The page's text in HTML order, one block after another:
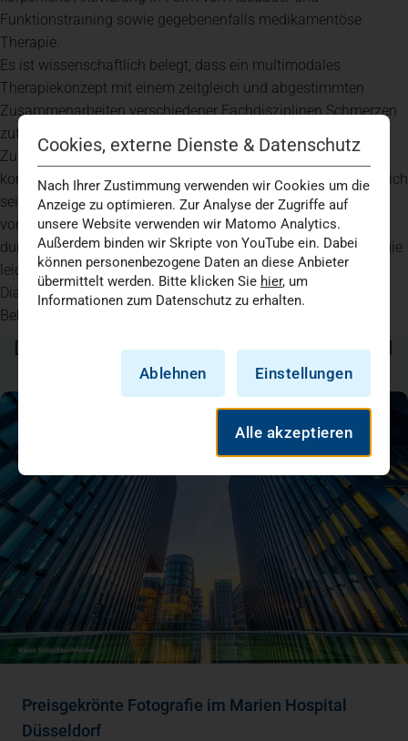
Funktionstraining sowie gegebenenfalls medikamentöse
Therapie.
Es ist wissenschaftlich belegt, dass ein multimodales
Therapiekonzept mit einem zeitgleich und abgestimmten
Zusammenarbeiten verschiedener Fachdisziplinen Schmerzen
zufriedenstellend reduzieren kann.
Zusammenfassend kann man sagen, Fibromyalgie ist eine
komplexe Erkrankung, die von Person zu Person unterschiedlich
sein kann. Es ist wichtig, dass die Diagnose und Behandlung
von einem qualifizierten Arzt, oder einer qualifizierten Ärztin
durchgeführt wird. Wenn Sie glauben, dass Sie an Fibromyalgie
leiden, suchen Sie uns gerne auf. Wir bieten die benötigten
Diagnostikmethoden und können Ihnen die komplexe
Behandlung bieten, die diese Erkrankung erfordert.
DAS KÖNNTE SIE AUCH INTERESSIEREN
Preisgekrönte Fotografie im Marien Hospital
Düsseldorf
Cookies, externe Dienste & Datenschutz
Nach Ihrer Zustimmung verwenden wir Cookies um die
Anzeige zu optimieren. Zur Analyse der Zugriffe auf
unsere Website verwenden wir Matomo Analytics.
Außerdem binden wir Skripte von YouTube ein. Dabei
können personenbezogene Daten an diese Anbieter
übermittelt werden. Bitte klicken Sie hier, um
Informationen zum Datenschutz zu erhalten.
Ablehnen Einstellungen
Alle akzeptieren